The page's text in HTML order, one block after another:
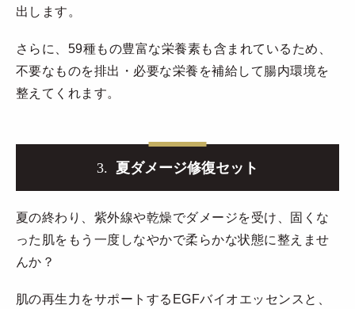
出します。
さらに、59種もの豊富な栄養素も含まれているため、
不要なものを排出・必要な栄養を補給して腸内環境を
整えてくれます。
3. 夏ダメージ修復セット
夏の終わり、紫外線や乾燥でダメージを受け、固くな
った肌をもう一度しなやかで柔らかな状態に整えませ
んか？
肌の再生力をサポートするEGFバイオエッセンスと、